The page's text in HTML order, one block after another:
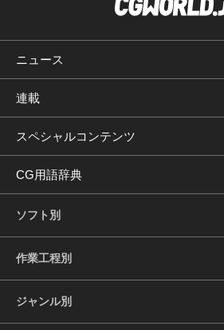
ニュース
連載
スペシャルコンテンツ
CG用語辞典
ソフト別
作業工程別
ジャンル別